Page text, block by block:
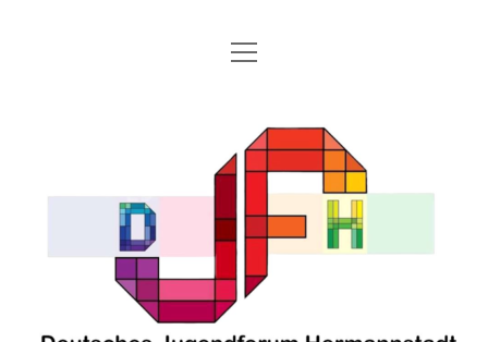
HAUPTSEITE
UNSERE GESCHICHTE
UNSERE AKTIVITÄTEN!
UNSERE PROJEKTE!
open
menu
VOLKSTANZGRUPPE DES JUGENDFORUMS HERMANNSTADT
BLOG
ANMELDUNG DJFH
open
menu
Jugendforum
Hermannstadt